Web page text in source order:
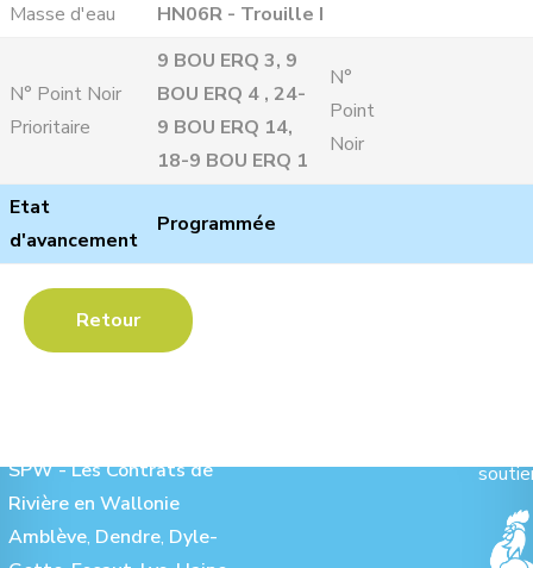
Masse d'eau
HN06R - Trouille I
N° Point Noir
Prioritaire
9 BOU ERQ 3, 9
BOU ERQ 4 , 24-
9 BOU ERQ 14,
18-9 BOU ERQ 1
N°
Point
Noir
Etat
d'avancement
Programmée
Retour
SPW - Les Contrats de
Rivière en Wallonie
Amblève, Dendre, Dyle-